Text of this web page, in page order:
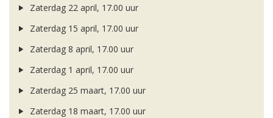
Zaterdag 22 april, 17.00 uur
Zaterdag 15 april, 17.00 uur
Zaterdag 8 april, 17.00 uur
Zaterdag 1 april, 17.00 uur
Zaterdag 25 maart, 17.00 uur
Zaterdag 18 maart, 17.00 uur